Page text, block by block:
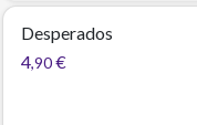
Desperados
4,90 €